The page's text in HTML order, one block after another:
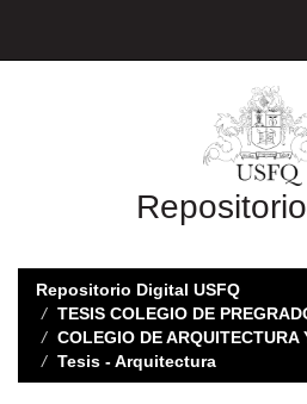
Repositorio
Repositorio Digital USFQ
TESIS COLEGIO DE
COLEGIO DE ARQUITECTURA
Tesis - Arquitectura